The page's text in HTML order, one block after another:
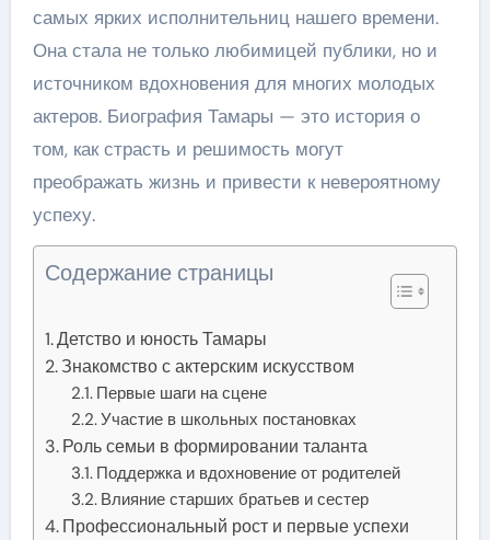
самых ярких исполнительниц нашего времени.
Она стала не только любимицей публики, но и
источником вдохновения для многих молодых
актеров. Биография Тамары — это история о
том, как страсть и решимость могут
преображать жизнь и привести к невероятному
успеху.
Содержание страницы
Детство и юность Тамары
Знакомство с актерским искусством
Первые шаги на сцене
Участие в школьных постановках
Роль семьи в формировании таланта
Поддержка и вдохновение от родителей
Влияние старших братьев и сестер
Профессиональный рост и первые успехи